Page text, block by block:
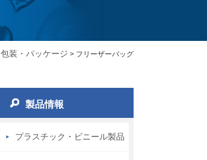
包装・パッケージ > フリーザーバッグ
製品情報
プラスチック・ビニール製品